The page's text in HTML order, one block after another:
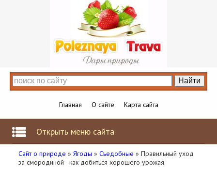
Главная О сайте Карта сайта
Открыть меню сайта
Сайт о природе » Ягоды » Съедобные » Правильный уход
за смородиной - как добиться хорошего урожая.